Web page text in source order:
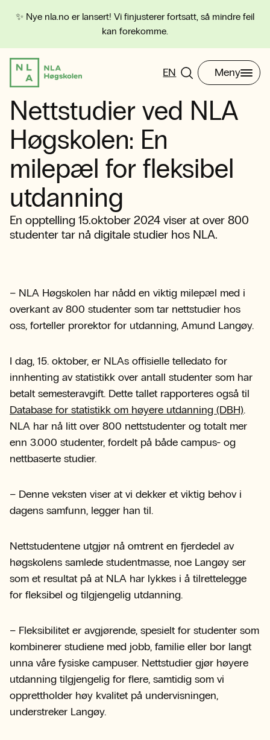
✨ Nye nla.no er lansert! Vi finjusterer fortsatt, så mindre feil
kan forekomme.
EN Meny
Nettstudier ved NLA
Høgskolen: En
milepæl for fleksibel
utdanning
En opptelling 15.oktober 2024 viser at over 800
studenter tar nå digitale studier hos NLA.
– NLA Høgskolen har nådd en viktig milepæl med i
overkant av 800 studenter som tar nettstudier hos
oss, forteller prorektor for utdanning, Amund Langøy.
I dag, 15. oktober, er NLAs offisielle telledato for
innhenting av statistikk over antall studenter som har
betalt semesteravgift. Dette tallet rapporteres også til
Database for statistikk om høyere utdanning (DBH).
NLA har nå litt over 800 nettstudenter og totalt mer
enn 3.000 studenter, fordelt på både campus- og
nettbaserte studier.
– Denne veksten viser at vi dekker et viktig behov i
dagens samfunn, legger han til.
Nettstudentene utgjør nå omtrent en fjerdedel av
høgskolens samlede studentmasse, noe Langøy ser
som et resultat på at NLA har lykkes i å tilrettelegge
for fleksibel og tilgjengelig utdanning.
– Fleksibilitet er avgjørende, spesielt for studenter som
kombinerer studiene med jobb, familie eller bor langt
unna våre fysiske campuser. Nettstudier gjør høyere
utdanning tilgjengelig for flere, samtidig som vi
opprettholder høy kvalitet på undervisningen,
understreker Langøy.